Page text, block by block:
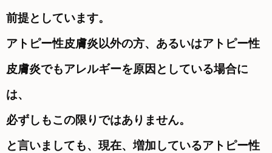
前提としています。
アトピー性皮膚炎以外の方、あるいはアトピー性
皮膚炎でもアレルギーを原因としている場合に
は、
必ずしもこの限りではありません。
と言いましても、現在、増加しているアトピー性